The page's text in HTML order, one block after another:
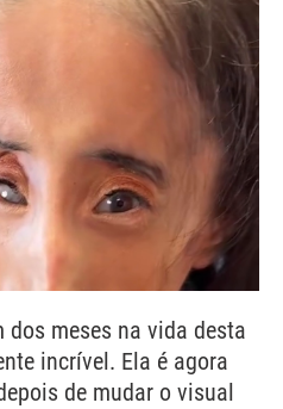
dos meses na vida desta
incrível. Ela é agora
de mudar o visual